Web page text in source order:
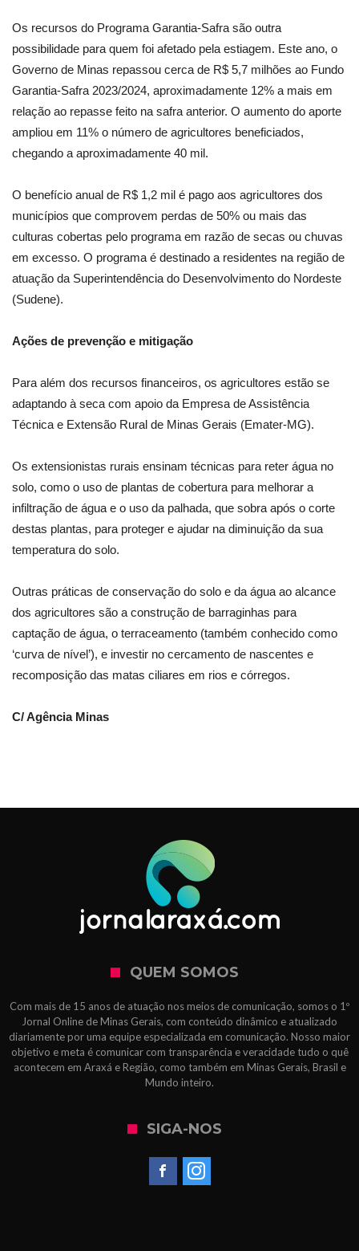
Os recursos do Programa Garantia-Safra são outra
possibilidade para quem foi afetado pela estiagem. Este ano, o
Governo de Minas repassou cerca de R$ 5,7 milhões ao Fundo
Garantia-Safra 2023/2024, aproximadamente 12% a mais em
relação ao repasse feito na safra anterior. O aumento do aporte
ampliou em 11% o número de agricultores beneficiados,
chegando a aproximadamente 40 mil.
O benefício anual de R$ 1,2 mil é pago aos agricultores dos
municípios que comprovem perdas de 50% ou mais das
culturas cobertas pelo programa em razão de secas ou chuvas
em excesso. O programa é destinado a residentes na região de
atuação da Superintendência do Desenvolvimento do Nordeste
(Sudene).
Ações de prevenção e mitigação
Para além dos recursos financeiros, os agricultores estão se
adaptando à seca com apoio da Empresa de Assistência
Técnica e Extensão Rural de Minas Gerais (Emater-MG).
Os extensionistas rurais ensinam técnicas para reter água no
solo, como o uso de plantas de cobertura para melhorar a
infiltração de água e o uso da palhada, que sobra após o corte
destas plantas, para proteger e ajudar na diminuição da sua
temperatura do solo.
Outras práticas de conservação do solo e da água ao alcance
dos agricultores são a construção de barraginhas para
captação de água, o terraceamento (também conhecido como
‘curva de nível’), e investir no cercamento de nascentes e
recomposição das matas ciliares em rios e córregos.
C/ Agência Minas
QUEM SOMOS
Com mais de 15 anos de atuação nos meios de comunicação, somos o 1º
Jornal Online de Minas Gerais, com conteúdo dinâmico e atualizado
diariamente por uma equipe especializada em comunicação. Nosso maior
objetivo e meta é comunicar com transparência e veracidade tudo o quê
acontecem em Araxá e Região, como também em Minas Gerais, Brasil e
Mundo inteiro.
SIGA-NOS